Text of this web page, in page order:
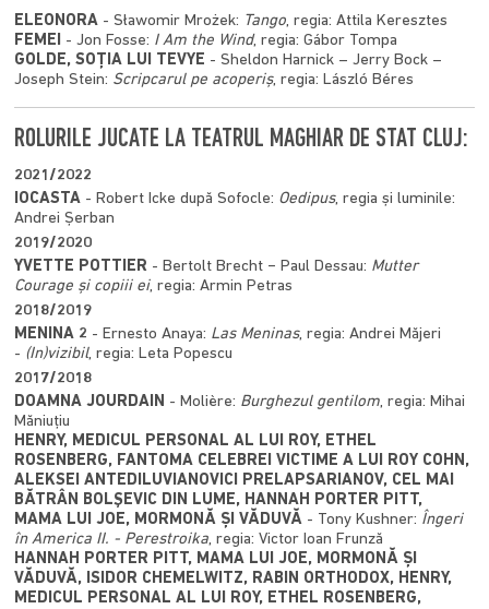
ELEONORA - Sławomir Mrożek: Tango, regia: Attila Keresztes
FEMEI - Jon Fosse: I Am the Wind, regia: Gábor Tompa
GOLDE, SOȚIA LUI TEVYE - Sheldon Harnick – Jerry Bock –
Joseph Stein: Scripcarul pe acoperiș, regia: László Béres
ROLURILE JUCATE LA TEATRUL MAGHIAR DE STAT CLUJ:
2021/2022
IOCASTA - Robert Icke după Sofocle: Oedipus, regia și luminile:
Andrei Șerban
2019/2020
YVETTE POTTIER - Bertolt Brecht − Paul Dessau: Mutter
Courage și copiii ei, regia: Armin Petras
2018/2019
MENINA 2 - Ernesto Anaya: Las Meninas, regia: Andrei Măjeri
- (In)vizibil, regia: Leta Popescu
2017/2018
DOAMNA JOURDAIN - Molière: Burghezul gentilom, regia: Mihai
Măniuțiu
HENRY, MEDICUL PERSONAL AL LUI ROY, ETHEL
ROSENBERG, FANTOMA CELEBREI VICTIME A LUI ROY COHN,
ALEKSEI ANTEDILUVIANOVICI PRELAPSARIANOV, CEL MAI
BĂTRÂN BOLŞEVIC DIN LUME, HANNAH PORTER PITT,
MAMA LUI JOE, MORMONĂ ȘI VĂDUVĂ - Tony Kushner: Îngeri
în America II. - Perestroika, regia: Victor Ioan Frunză
HANNAH PORTER PITT, MAMA LUI JOE, MORMONĂ ȘI
VĂDUVĂ, ISIDOR CHEMELWITZ, RABIN ORTHODOX, HENRY,
MEDICUL PERSONAL AL LUI ROY, ETHEL ROSENBERG,